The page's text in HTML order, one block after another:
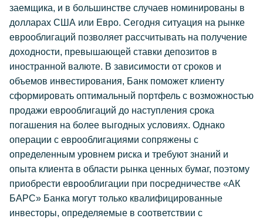
заемщика, и в большинстве случаев номинированы в
долларах США или Евро. Сегодня ситуация на рынке
еврооблигаций позволяет рассчитывать на получение
доходности, превышающей ставки депозитов в
иностранной валюте. В зависимости от сроков и
объемов инвестирования, Банк поможет клиенту
сформировать оптимальный портфель с возможностью
продажи еврооблигаций до наступления срока
погашения на более выгодных условиях. Однако
операции с еврооблигациями сопряжены с
определенным уровнем риска и требуют знаний и
опыта клиента в области рынка ценных бумаг, поэтому
приобрести еврооблигации при посредничестве «АК
БАРС» Банка могут только квалифицированные
инвесторы, определяемые в соответствии с